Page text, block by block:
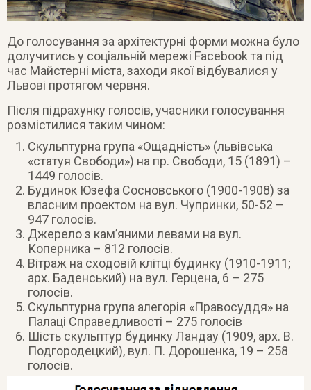
До голосування за архітектурні форми можна було
долучитись у соціальній мережі Facebook та під
час Майстерні міста, заходи якої відбувалися у
Львові протягом червня.
Після підрахунку голосів, учасники голосування
розмістилися таким чином:
Скульптурна група «Ощадність» (львівська
«статуя Свободи») на пр. Свободи, 15 (1891) –
1449 голосів.
Будинок Юзефа Сосновського (1900-1908) за
власним проектом на вул. Чупринки, 50-52 –
947 голосів.
Джерело з кам’яними левами на вул.
Коперника – 812 голосів.
Вітраж на сходовій клітці будинку (1910-1911;
арх. Баденський) на вул. Герцена, 6 – 275
голосів.
Скульптурна група алегорія «Правосуддя» на
Палаці Справедливості – 275 голосів
Шість скульптур будинку Ландау (1909, арх. В.
Подгородецкий), вул. П. Дорошенка, 19 – 258
голосів.